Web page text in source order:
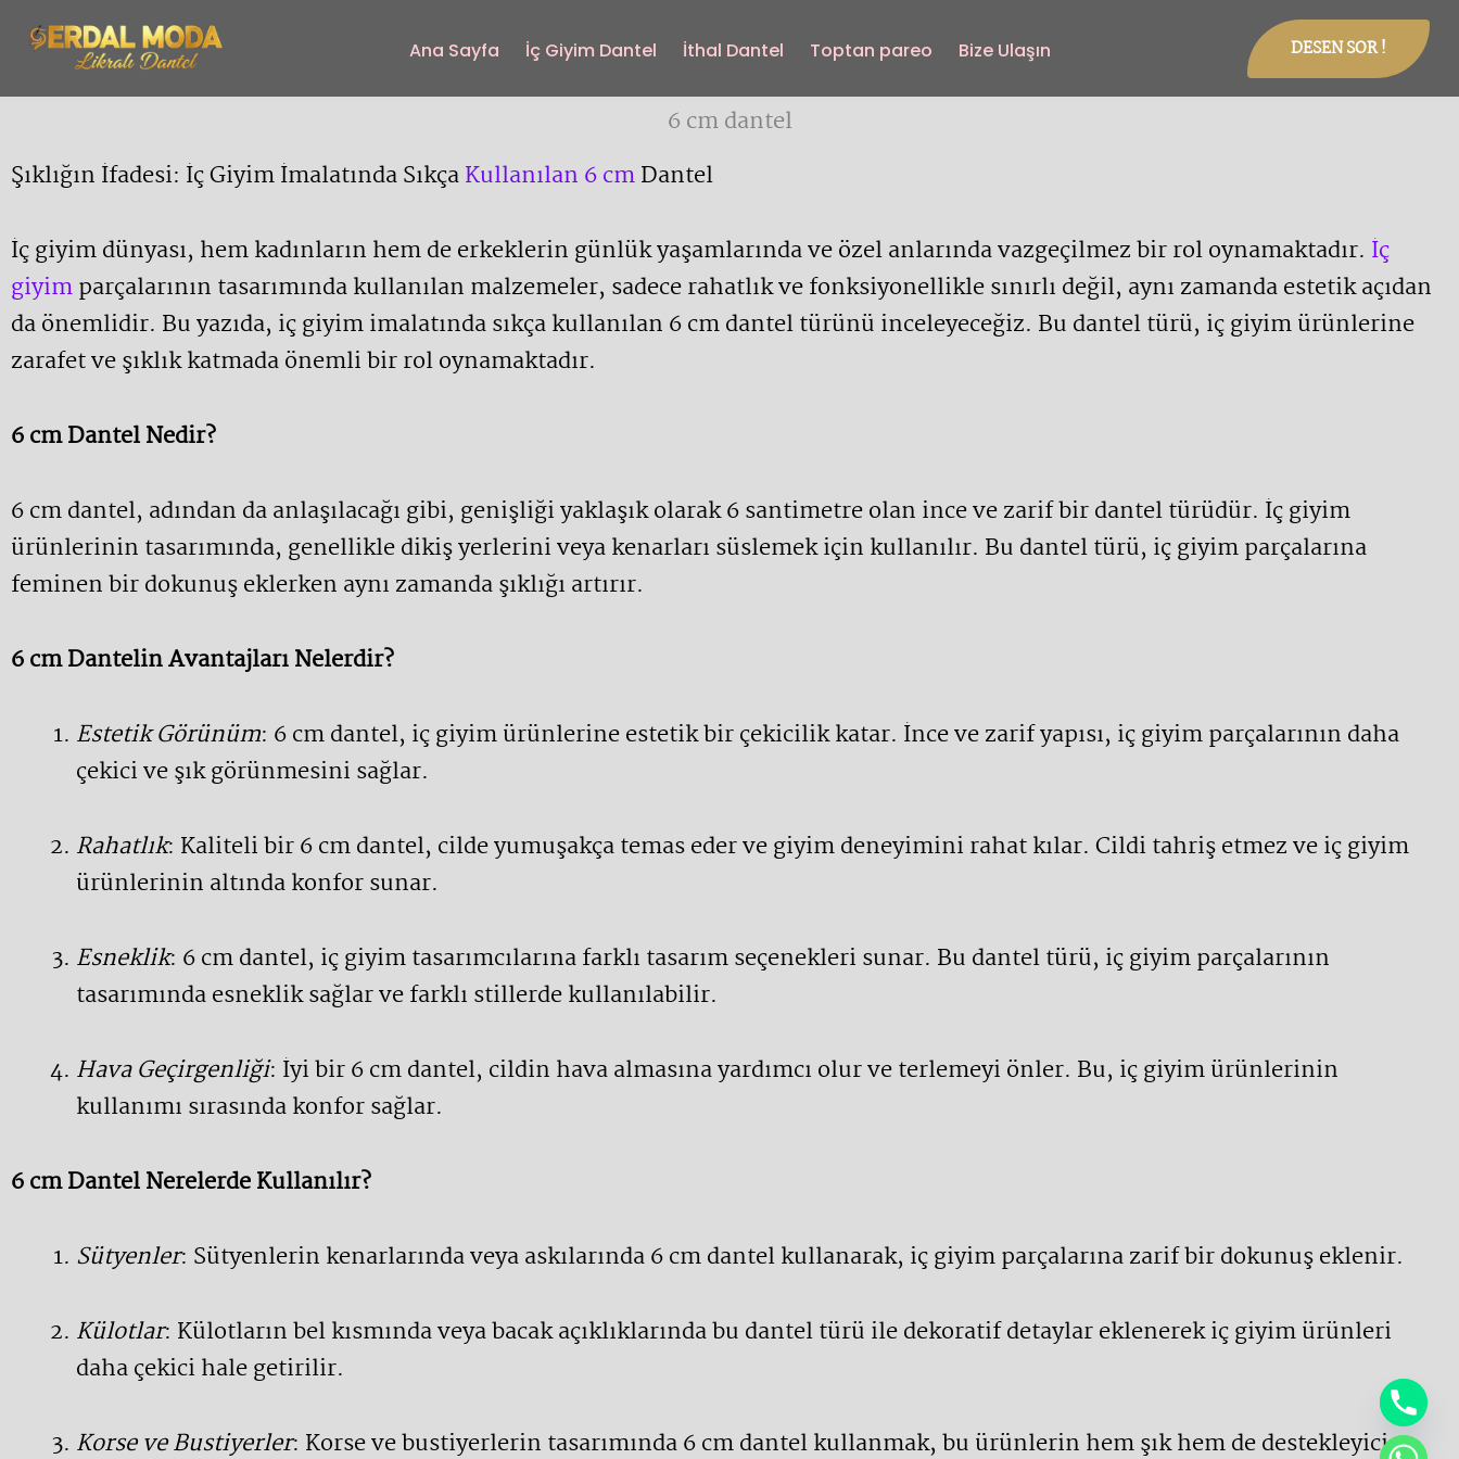
İçeriğe
atla
Ana Sayfa İç Giyim Dantel İthal Dantel Toptan pareo Bize Ulaşın DESEN SOR !
6 cm dantel
Şıklığın İfadesi: İç Giyim İmalatında SıkçaKullanılan 6 cmDantel
İç giyim dünyası, hem kadınların hem de erkeklerin günlük yaşamlarında ve özel anlarında vazgeçilmez bir rol oynamaktadır. İç
giyimparçalarının tasarımında kullanılan malzemeler, sadece rahatlık ve fonksiyonellikle sınırlı değil, aynı zamanda estetik açıdan
da önemlidir. Bu yazıda, iç giyim imalatında sıkça kullanılan 6 cm dantel türünü inceleyeceğiz. Bu dantel türü, iç giyim ürünlerine
zarafet ve şıklık katmada önemli bir rol oynamaktadır.
6 cm Dantel Nedir?
6 cm dantel, adından da anlaşılacağı gibi, genişliği yaklaşık olarak 6 santimetre olan ince ve zarif bir dantel türüdür. İç giyim
ürünlerinin tasarımında, genellikle dikiş yerlerini veya kenarları süslemek için kullanılır. Bu dantel türü, iç giyim parçalarına
feminen bir dokunuş eklerken aynı zamanda şıklığı artırır.
6 cm Dantelin Avantajları Nelerdir?
Estetik Görünüm: 6 cm dantel, iç giyim ürünlerine estetik bir çekicilik katar. İnce ve zarif yapısı, iç giyim parçalarının daha
çekici ve şık görünmesini sağlar.
Rahatlık: Kaliteli bir 6 cm dantel, cilde yumuşakça temas eder ve giyim deneyimini rahat kılar. Cildi tahriş etmez ve iç giyim
ürünlerinin altında konfor sunar.
Esneklik: 6 cm dantel, iç giyim tasarımcılarına farklı tasarım seçenekleri sunar. Bu dantel türü, iç giyim parçalarının
tasarımında esneklik sağlar ve farklı stillerde kullanılabilir.
Hava Geçirgenliği: İyi bir 6 cm dantel, cildin hava almasına yardımcı olur ve terlemeyi önler. Bu, iç giyim ürünlerinin
kullanımı sırasında konfor sağlar.
6 cm Dantel Nerelerde Kullanılır?
Sütyenler: Sütyenlerin kenarlarında veya askılarında 6 cm dantel kullanarak, iç giyim parçalarına zarif bir dokunuş eklenir.
Külotlar: Külotların bel kısmında veya bacak açıklıklarında bu dantel türü ile dekoratif detaylar eklenerek iç giyim ürünleri
daha çekici hale getirilir.
Korse ve Bustiyerler: Korse ve bustiyerlerin tasarımında 6 cm dantel kullanmak, bu ürünlerin hem şık hem de destekleyici